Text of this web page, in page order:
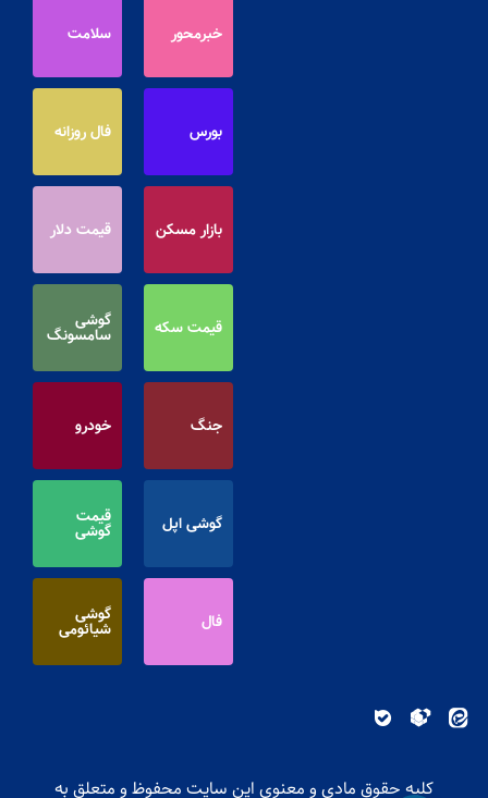
خبرمحور سلامت
بورس فال روزانه
بازار مسکن قیمت دلار
قیمت سکه گوشی
سامسونگ
جنگ خودرو
گوشی اپل قیمت
گوشی
فال گوشی
شیائومی
کلیه حقوق مادی و معنوی این سایت محفوظ و متعلق به